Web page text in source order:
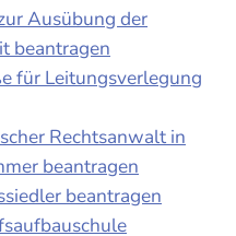
Ausübung der
beantragen
für Leitungsverlegung
Rechtsanwalt in
beantragen
beantragen